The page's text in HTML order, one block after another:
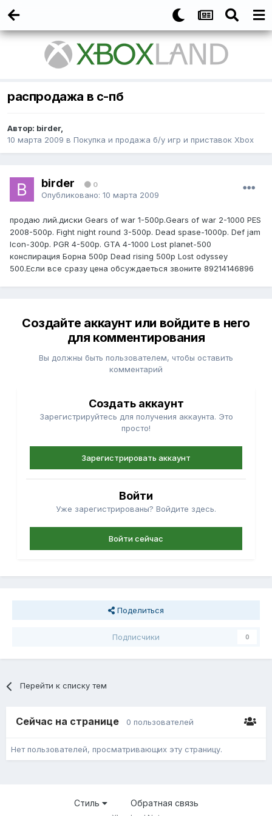
распродажа в с-пб
Автор: birder,
10 марта 2009 в Покупка и продажа б/у игр и приставок Xbox
birder 0
Опубликовано: 10 марта 2009
продаю лий.диски Gears of war 1-500р.Gears of war 2-1000 PES
2008-500р. Fight night round 3-500р. Dead spase-1000р. Def jam
Icon-300p. PGR 4-500p. GTA 4-1000 Lost planet-500
конспирация Борна 500р Dead rising 500p Lost odyssey
500.Если все сразу цена обсуждаеться звоните 89214146896
Создайте аккаунт или войдите в него
для комментирования
Вы должны быть пользователем, чтобы оставить
комментарий
Создать аккаунт
Зарегистрируйтесь для получения аккаунта. Это
просто!
Зарегистрировать аккаунт
Войти
Уже зарегистрированы? Войдите здесь.
Войти сейчас
Поделиться
Подписчики 0
Перейти к списку тем
Сейчас на странице 0 пользователей
Нет пользователей, просматривающих эту страницу.
Стиль Обратная связь